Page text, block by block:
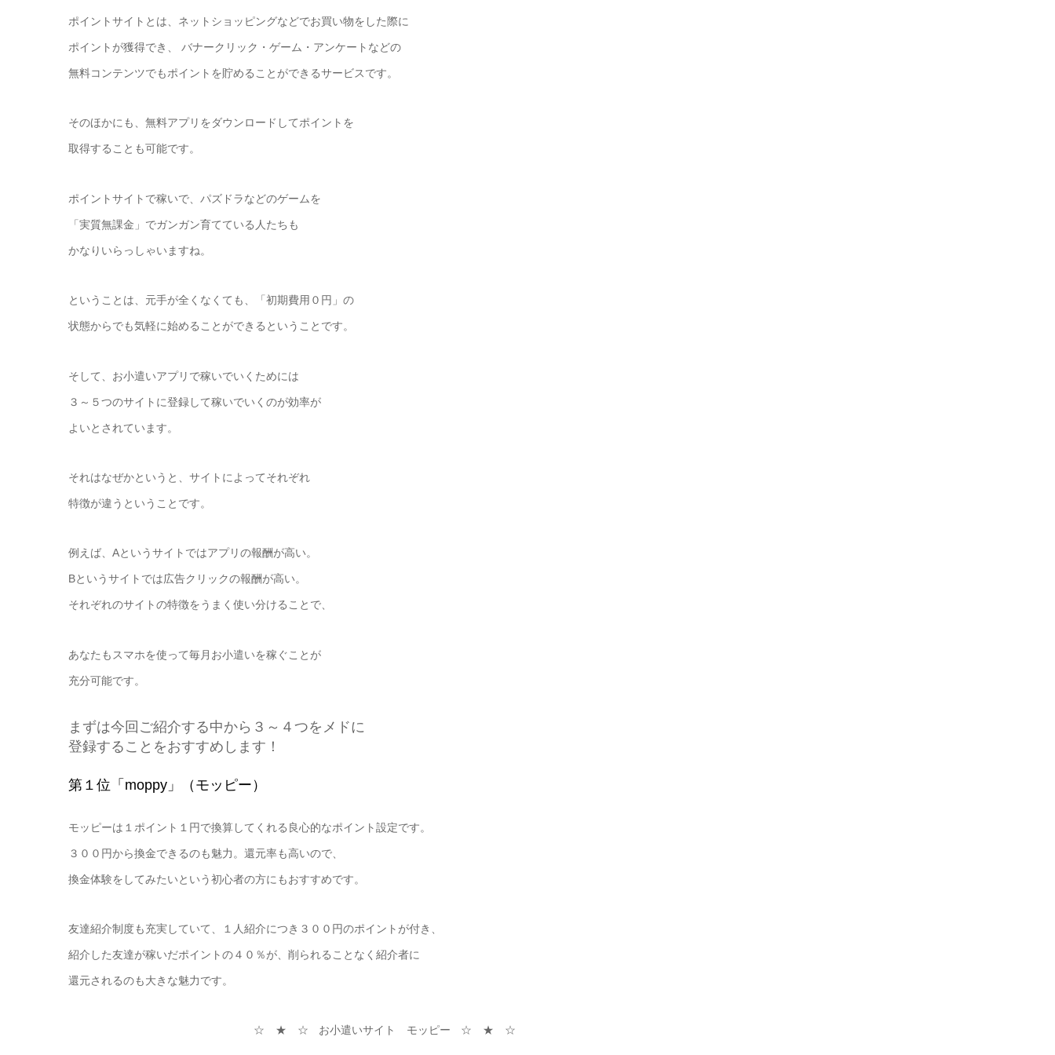
ポイントサイトとは、ネットショッピングなどでお買い物をした際に
ポイントが獲得でき、 バナークリック・ゲーム・アンケートなどの
無料コンテンツでもポイントを貯めることができるサービスです。
そのほかにも、無料アプリをダウンロードしてポイントを
取得することも可能です。
ポイントサイトで稼いで、パズドラなどのゲームを
「実質無課金」でガンガン育てている人たちも
かなりいらっしゃいますね。
ということは、元手が全くなくても、「初期費用０円」の
状態からでも気軽に始めることができるということです。
そして、お小遣いアプリで稼いでいくためには
３～５つのサイトに登録して稼いでいくのが効率が
よいとされています。
それはなぜかというと、サイトによってそれぞれ
特徴が違うということです。
例えば、Aというサイトではアプリの報酬が高い。
Bというサイトでは広告クリックの報酬が高い。
それぞれのサイトの特徴をうまく使い分けることで、
あなたもスマホを使って毎月お小遣いを稼ぐことが
充分可能です。
まずは今回ご紹介する中から３～４つをメドに
登録することをおすすめします！
第１位「moppy」（モッピー）
モッピーは１ポイント１円で換算してくれる良心的なポイント設定です。
３００円から換金できるのも魅力。還元率も高いので、
換金体験をしてみたいという初心者の方にもおすすめです。
友達紹介制度も充実していて、１人紹介につき３００円のポイントが付き、
紹介した友達が稼いだポイントの４０％が、削られることなく紹介者に
還元されるのも大きな魅力です。
☆ ★ ☆ お小遣いサイト モッピー ☆ ★ ☆